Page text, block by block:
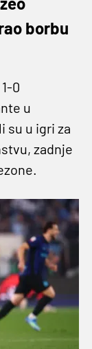
borbu
0
u
su u igri za
zadnje